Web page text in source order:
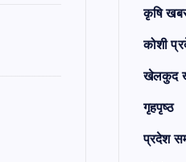
कृषि
कोशी
खेलकुद
गृहपृष्ठ
प्रदेश